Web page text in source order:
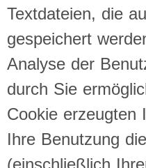
Textdateien, die
gespeichert
Analyse der
durch Sie
Cookie erzeugten
Ihre Benutzung